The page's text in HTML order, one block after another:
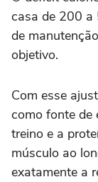
casa de 200 a
de
objetivo.
Com esse
como fonte de
treino e a
músculo ao
exatamente a